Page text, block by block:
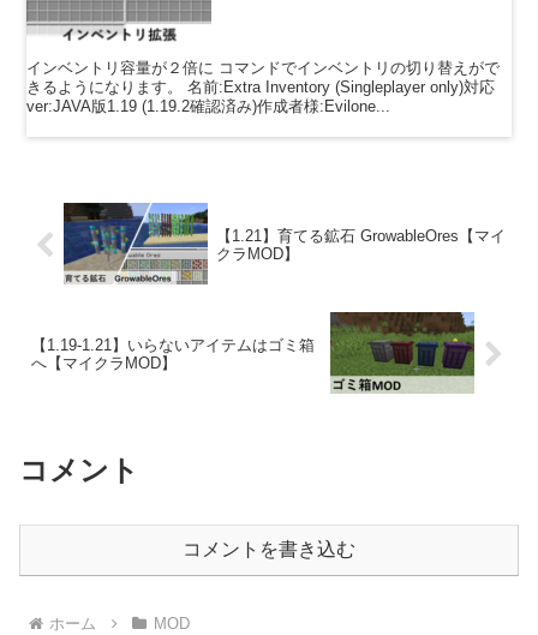
インベントリ容量が２倍に コマンドでインベントリの切り替えがで
きるようになります。 名前:Extra Inventory (Singleplayer only)対応
ver:JAVA版1.19 (1.19.2確認済み)作成者様:Evilone...
【1.21】育てる鉱石 GrowableOres【マイ
クラMOD】
【1.19-1.21】いらないアイテムはゴミ箱
へ【マイクラMOD】
コメント
コメントを書き込む
ホーム MOD